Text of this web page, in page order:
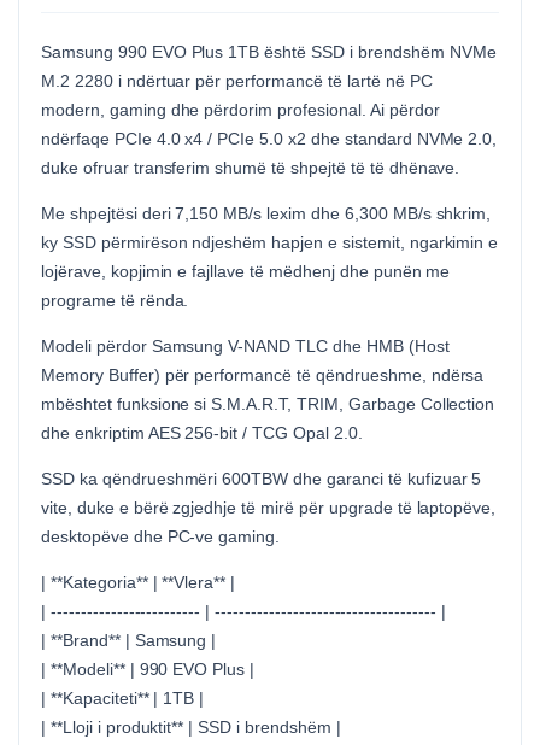
Samsung 990 EVO Plus 1TB është SSD i brendshëm NVMe
M.2 2280 i ndërtuar për performancë të lartë në PC
modern, gaming dhe përdorim profesional. Ai përdor
ndërfaqe PCIe 4.0 x4 / PCIe 5.0 x2 dhe standard NVMe 2.0,
duke ofruar transferim shumë të shpejtë të të dhënave.
Me shpejtësi deri 7,150 MB/s lexim dhe 6,300 MB/s shkrim,
ky SSD përmirëson ndjeshëm hapjen e sistemit, ngarkimin e
lojërave, kopjimin e fajllave të mëdhenj dhe punën me
programe të rënda.
Modeli përdor Samsung V-NAND TLC dhe HMB (Host
Memory Buffer) për performancë të qëndrueshme, ndërsa
mbështet funksione si S.M.A.R.T, TRIM, Garbage Collection
dhe enkriptim AES 256-bit / TCG Opal 2.0.
SSD ka qëndrueshmëri 600TBW dhe garanci të kufizuar 5
vite, duke e bërë zgjedhje të mirë për upgrade të laptopëve,
desktopëve dhe PC-ve gaming.
| **Kategoria** | **Vlera** |
| ------------------------- | ------------------------------------- |
| **Brand** | Samsung |
| **Modeli** | 990 EVO Plus |
| **Kapaciteti** | 1TB |
| **Lloji i produktit** | SSD i brendshëm |